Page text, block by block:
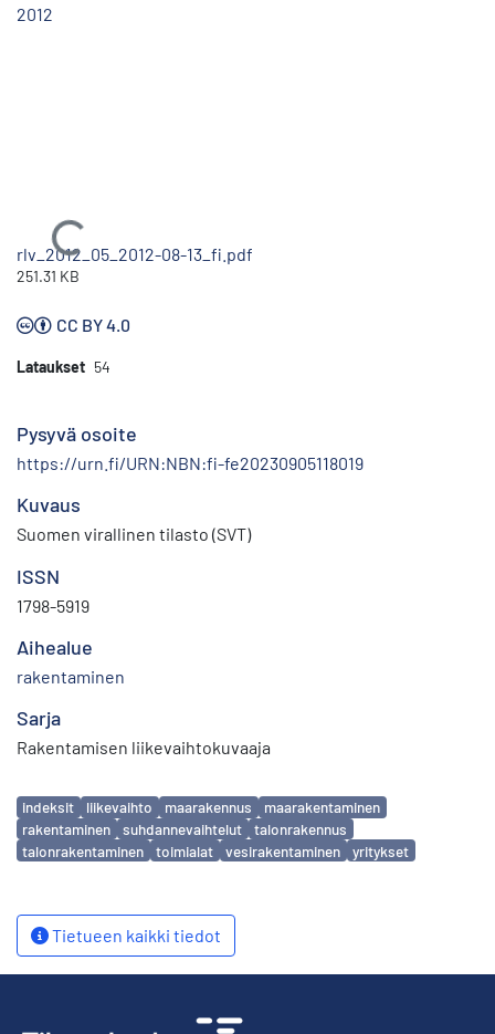
2012
Ladataan...
rlv_2012_05_2012-08-13_fi.pdf
251.31 KB
CC BY 4.0
Lataukset 54
Pysyvä osoite
https://urn.fi/URN:NBN:fi-fe20230905118019
Kuvaus
Suomen virallinen tilasto (SVT)
ISSN
1798-5919
Aihealue
rakentaminen
Sarja
Rakentamisen liikevaihtokuvaaja
Avainsanat
indeksit liikevaihto maarakennus
maarakentaminen
rakentaminen
suhdannevaihtelut
talonrakennus
talonrakentaminen
toimialat vesirakentaminen yritykset
Tietueen kaikki tiedot